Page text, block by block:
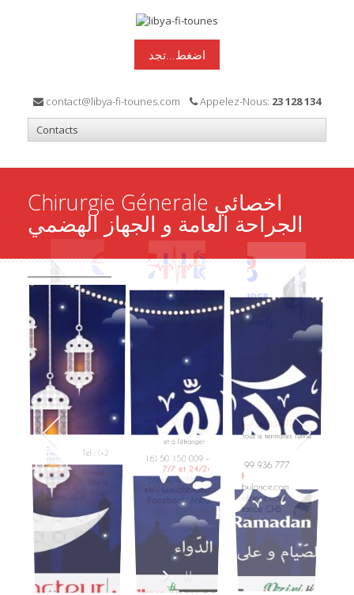
اضغط...تجد
contact@libya-fi-tounes.com Appelez-Nous: 23 128 134
Chirurgie Génerale اخصائي
الجراحة العامة و الجهاز الهضمي